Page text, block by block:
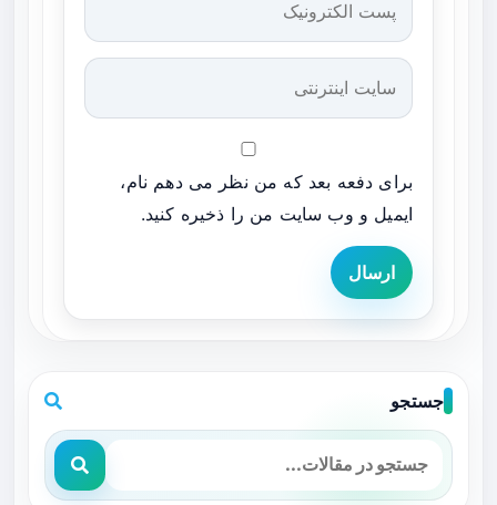
برای دفعه بعد که من نظر می دهم نام،
ایمیل و وب سایت من را ذخیره کنید.
ارسال
جستجو